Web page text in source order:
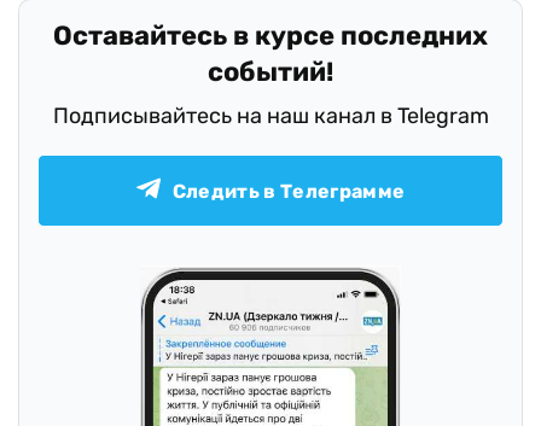
Оставайтесь в курсе последних
событий!
Подписывайтесь на наш канал в Telegram
Следить в Телеграмме